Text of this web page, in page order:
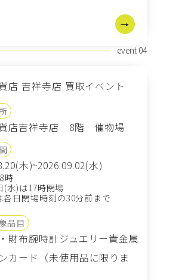
event 04
店 吉祥寺店 買取イベント
店吉祥寺店 8階 催物場
木)~2026.09.02(水)
時
水)は17時閉場
日閉場時刻の30分前まで
品目
財布腕時計ジュエリー貴金属
カード（未使用品に限りま